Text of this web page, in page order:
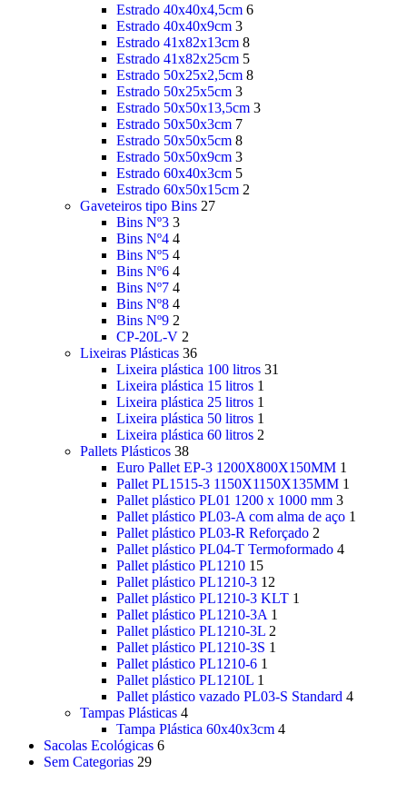
Estrado 40x40x4,5cm 6
Estrado 40x40x9cm 3
Estrado 41x82x13cm 8
Estrado 41x82x25cm 5
Estrado 50x25x2,5cm 8
Estrado 50x25x5cm 3
Estrado 50x50x13,5cm 3
Estrado 50x50x3cm 7
Estrado 50x50x5cm 8
Estrado 50x50x9cm 3
Estrado 60x40x3cm 5
Estrado 60x50x15cm 2
Gaveteiros tipo Bins 27
Bins Nº3 3
Bins Nº4 4
Bins Nº5 4
Bins Nº6 4
Bins Nº7 4
Bins Nº8 4
Bins Nº9 2
CP-20L-V 2
Lixeiras Plásticas 36
Lixeira plástica 100 litros 31
Lixeira plástica 15 litros 1
Lixeira plástica 25 litros 1
Lixeira plástica 50 litros 1
Lixeira plástica 60 litros 2
Pallets Plásticos 38
Euro Pallet EP-3 1200X800X150MM 1
Pallet PL1515-3 1150X1150X135MM 1
Pallet plástico PL01 1200 x 1000 mm 3
Pallet plástico PL03-A com alma de aço 1
Pallet plástico PL03-R Reforçado 2
Pallet plástico PL04-T Termoformado 4
Pallet plástico PL1210 15
Pallet plástico PL1210-3 12
Pallet plástico PL1210-3 KLT 1
Pallet plástico PL1210-3A 1
Pallet plástico PL1210-3L 2
Pallet plástico PL1210-3S 1
Pallet plástico PL1210-6 1
Pallet plástico PL1210L 1
Pallet plástico vazado PL03-S Standard 4
Tampas Plásticas 4
Tampa Plástica 60x40x3cm 4
Sacolas Ecológicas 6
Sem Categorias 29